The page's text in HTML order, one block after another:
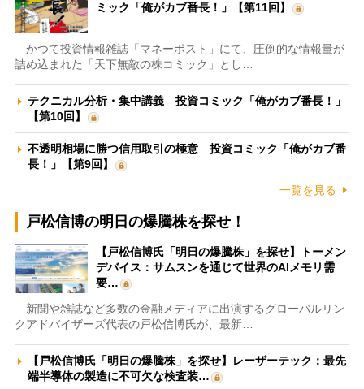
ミック「俺がカブ番長！」【第11回】
かつて投資情報雑誌「マネーポスト」にて、圧倒的な情報量が
詰め込まれた「天下無敵の株コミック」とし…
テクニカル分析・集中講義 投資コミック「俺がカブ番長！」
【第10回】
不透明相場に勝つ信用取引の極意 投資コミック「俺がカブ番
長！」【第9回】
一覧を見る
戸松信博の明日の爆騰株を探せ！
【戸松信博氏「明日の爆騰株」を探せ】トーメン
デバイス：サムスンを通じて世界のAIメモリ需
要…
新聞や雑誌など多数の金融メディアに出演するグローバルリン
クアドバイザーズ代表の戸松信博氏が、最新…
【戸松信博氏「明日の爆騰株」を探せ】レーザーテック：最先
端半導体の製造に不可欠な検査装…